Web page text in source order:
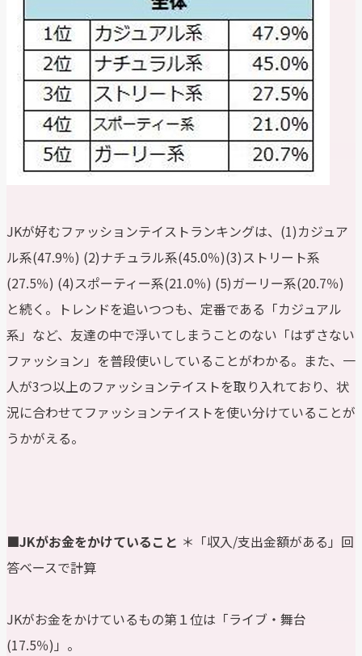
JKが好むファッションテイストランキングは、(1)カジュア
ル系(47.9％) (2)ナチュラル系(45.0％)(3)ストリート系
(27.5％) (4)スポーティー系(21.0％) (5)ガーリー系(20.7％)
と続く。トレンドを追いつつも、定番である「カジュアル
系」など、友達の中で浮いてしまうことのない「はずさない
ファッション」を普段使いしていることがわかる。また、一
人が3つ以上のファッションテイストを取り入れており、状
況に合わせてファッションテイストを使い分けていることが
うかがえる。
■JKがお金をかけていること ＊「収入/支出金額がある」回
答ベースで計算
JKがお金をかけているもの第１位は「ライブ・舞台
(17.5％)」。